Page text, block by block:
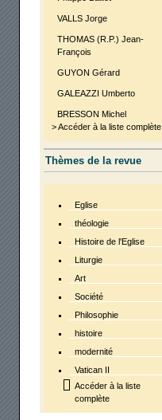
VALLS Jorge
THOMAS (R.P.) Jean-
François
GUYON Gérard
GALEAZZI Umberto
BRESSON Michel
> Accéder à la liste complète
Thèmes de la revue
Eglise
théologie
Histoire de l'Eglise
Liturgie
Art
Société
Philosophie
histoire
modernité
Vatican II
Accéder à la liste
complète